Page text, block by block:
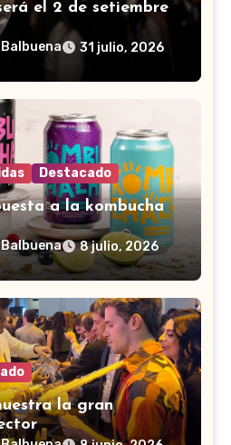
el 2 de setiembre
31 julio, 2026
Destacado
a la kombucha
8 julio, 2026
la gran